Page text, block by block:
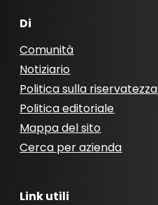
Di
Comunità
Notiziario
Politica sulla riservatezza
Politica editoriale
Mappa del sito
Cerca per azienda
Link utili